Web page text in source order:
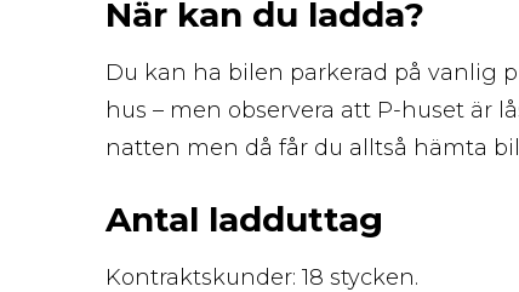
När kan du ladda?
Du kan ha bilen parkerad på vanlig
hus – men observera att P-huset är
natten men då får du alltså hämta
Antal ladduttag
Kontraktskunder: 18 stycken.